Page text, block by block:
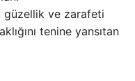
güzellik ve zarafeti
tenine yansıtan